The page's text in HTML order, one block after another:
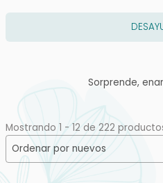
Sorprende,
Mostrando 1 - 12 de 222
Orden de producto
Sort content